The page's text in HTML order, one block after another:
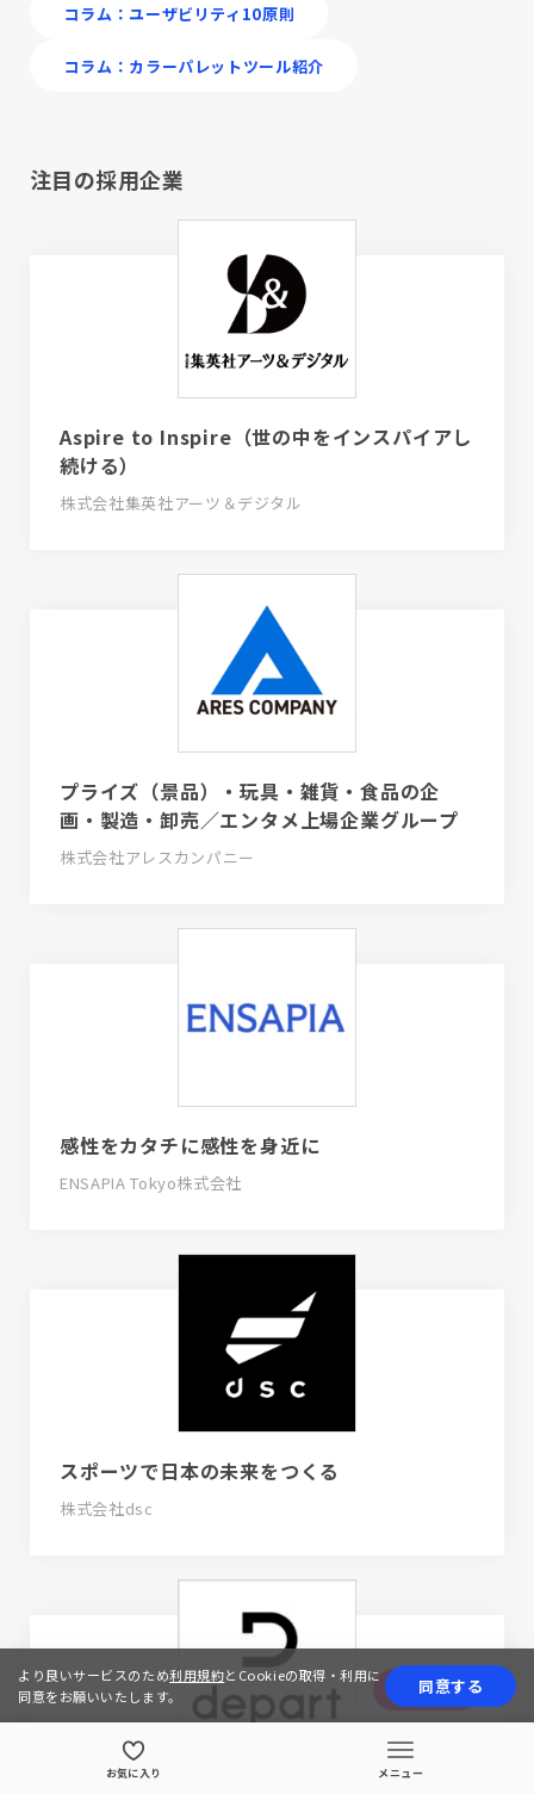
お気に入り メニュー
応募する
コラム：ユーザビリティ10原則
コラム：カラーパレットツール紹介
注目の採用企業
Aspire to Inspire（世の中をインスパイアし
続ける）
株式会社集英社アーツ＆デジタル
プライズ（景品）・玩具・雑貨・食品の企
画・製造・卸売／エンタメ上場企業グループ
株式会社アレスカンパニー
感性をカタチに感性を身近に
ENSAPIA Tokyo株式会社
スポーツで日本の未来をつくる
株式会社dsc
より良いサービスのため利用規約とCookieの取得・利用に
同意をお願いいたします。
同意する